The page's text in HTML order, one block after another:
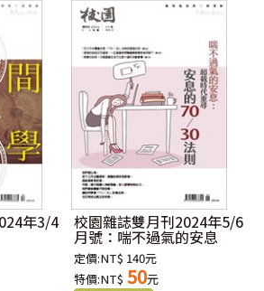
年3/4 校園雜誌雙月刊2024年5/6
月號：喘不過氣的安息
定價:NT$ 140元
特價:NT$ 50元